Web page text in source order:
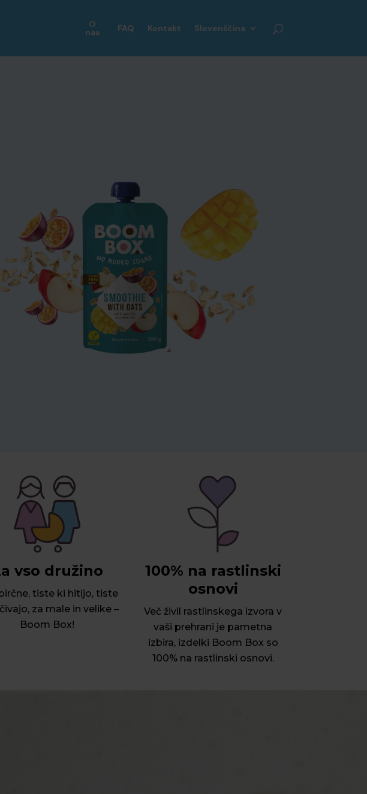
O
nas FAQ Kontakt Slovenščina
vso družino
tiste ki hitijo, tiste
za male in velike –
Boom Box!
100% na rastlinski
osnovi
Več živil rastlinskega izvora v
vaši prehrani je pametna
izbira, izdelki Boom Box so
100% na rastlinski osnovi.